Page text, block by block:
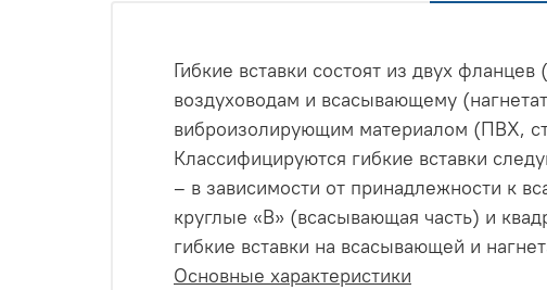
Гибкие вставки состоят из двух
воздуховодам и всасывающему
виброизолирующим материалом (ПВХ,
Классифицируются гибкие вставки
– в зависимости от принадлежности к
круглые «В» (всасывающая часть) и
гибкие вставки на всасывающей и
Основные характеристики